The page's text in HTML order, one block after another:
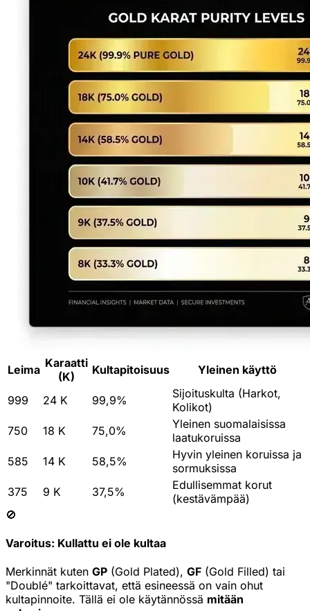
Leima Karaatti
(K)
Kultapitoisuus Yleinen käyttö
999 24 K 99,9%
Sijoituskulta (Harkot,
Kolikot)
750
18 K 75,0%
Yleinen suomalaisissa
laatukoruissa
585
14 K 58,5%
Hyvin yleinen koruissa ja
sormuksissa
375
9 K 37,5%
Edullisemmat korut
(kestävämpää)
🚫
Varoitus: Kullattu ei ole kultaa
Merkinnät kuten GP (Gold Plated), GF (Gold Filled) tai
"Doublé" tarkoittavat, että esineessä on vain ohut
kultapinnoite. Tällä ei ole käytännössä mitään